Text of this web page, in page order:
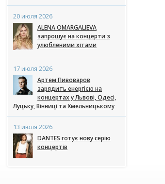
20 июля 2026
ALENA OMARGALIEVA
запрошує на концерти з
улюбленими хітами
17 июля 2026
Артем Пивоваров
зарядить енергією на
концертах у Львові, Одесі,
Луцьку, Вінниці та Хмельницькому
13 июля 2026
DANTES готує нову серію
концертів